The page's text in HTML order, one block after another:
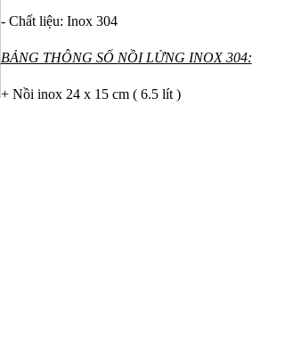
- Chất liệu: Inox 304
BẢNG THÔNG SỐ NỒI LỬNG INOX 304:
+ Nồi inox 24 x 15 cm ( 6.5 lít )